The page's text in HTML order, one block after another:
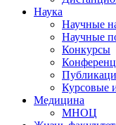
Наука
Научные
Научные
Конкурсы
Курсовые
Медицина
МНОЦ